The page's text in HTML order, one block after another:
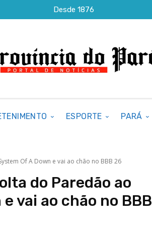
Desde 1876
ESPORTE PARÁ
Of A Down e vai ao chão no BBB 26
do Paredão ao
vai ao chão no BBB